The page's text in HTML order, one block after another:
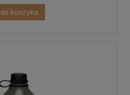
do koszyka